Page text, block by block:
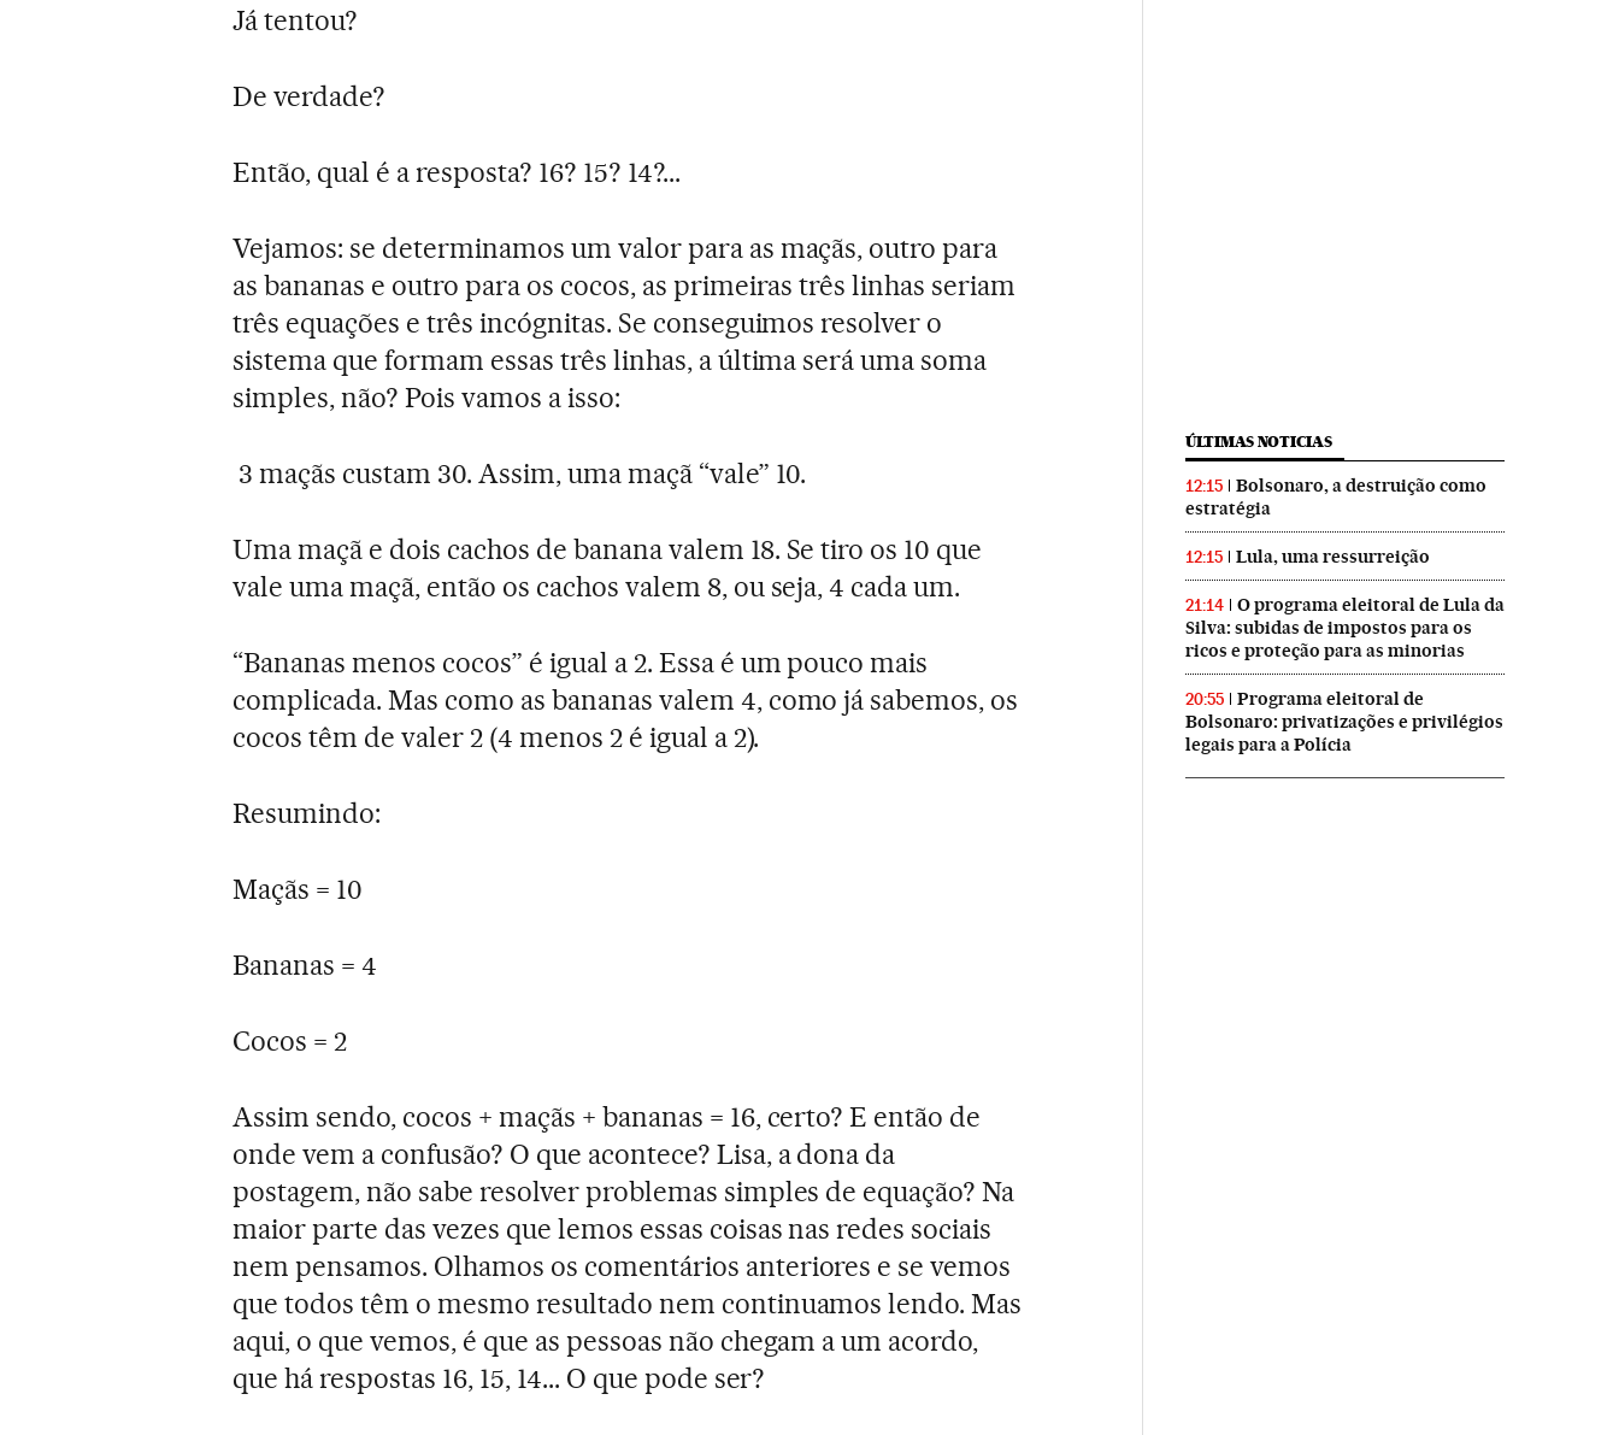
Já tentou?
De verdade?
Então, qual é a resposta? 16? 15? 14?...
Vejamos: se determinamos um valor para as maçãs, outro para
as bananas e outro para os cocos, as primeiras três linhas seriam
três equações e três incógnitas. Se conseguimos resolver o
sistema que formam essas três linhas, a última será uma soma
simples, não? Pois vamos a isso:
3 maçãs custam 30. Assim, uma maçã “vale” 10.
Uma maçã e dois cachos de banana valem 18. Se tiro os 10 que
vale uma maçã, então os cachos valem 8, ou seja, 4 cada um.
“Bananas menos cocos” é igual a 2. Essa é um pouco mais
complicada. Mas como as bananas valem 4, como já sabemos, os
cocos têm de valer 2 (4 menos 2 é igual a 2).
Resumindo:
Maçãs = 10
Bananas = 4
Cocos = 2
Assim sendo, cocos + maçãs + bananas = 16, certo? E então de
onde vem a confusão? O que acontece? Lisa, a dona da
postagem, não sabe resolver problemas simples de equação? Na
maior parte das vezes que lemos essas coisas nas redes sociais
nem pensamos. Olhamos os comentários anteriores e se vemos
que todos têm o mesmo resultado nem continuamos lendo. Mas
aqui, o que vemos, é que as pessoas não chegam a um acordo,
que há respostas 16, 15, 14... O que pode ser?
ÚLTIMAS NOTICIAS
12:15
Bolsonaro, a destruição como
estratégia
12:15 Lula, uma ressurreição
21:14
O programa eleitoral de Lula da
Silva: subidas de impostos para os
ricos e proteção para as minorias
20:55
Programa eleitoral de
Bolsonaro: privatizações e privilégios
legais para a Polícia